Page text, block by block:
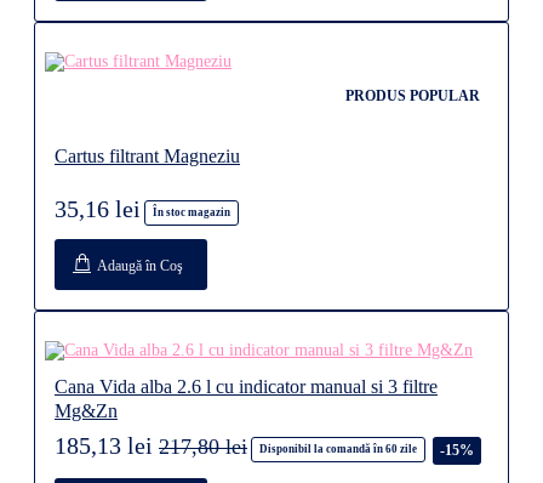
PRODUS POPULAR
Cartus filtrant Magneziu
În stoc magazin
35,16 lei
Adaugă în Coş
Cana Vida alba 2.6 l cu indicator manual si 3 filtre
Mg&Zn
Disponibil la comandă în 60 zile -15%
185,13 lei 217,80 lei